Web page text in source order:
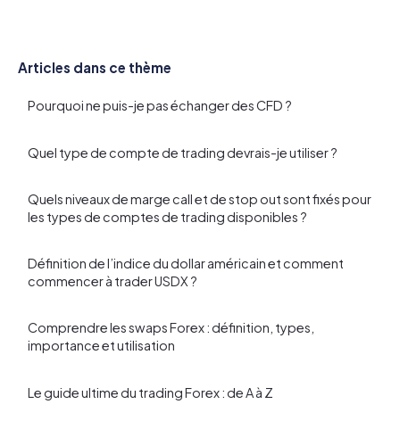
Articles dans ce thème
Pourquoi ne puis-je pas échanger des CFD ?
Quel type de compte de trading devrais-je utiliser ?
Quels niveaux de marge call et de stop out sont fixés pour
les types de comptes de trading disponibles ?
Définition de l’indice du dollar américain et comment
commencer à trader USDX ?
Comprendre les swaps Forex : définition, types,
importance et utilisation
Le guide ultime du trading Forex : de A à Z